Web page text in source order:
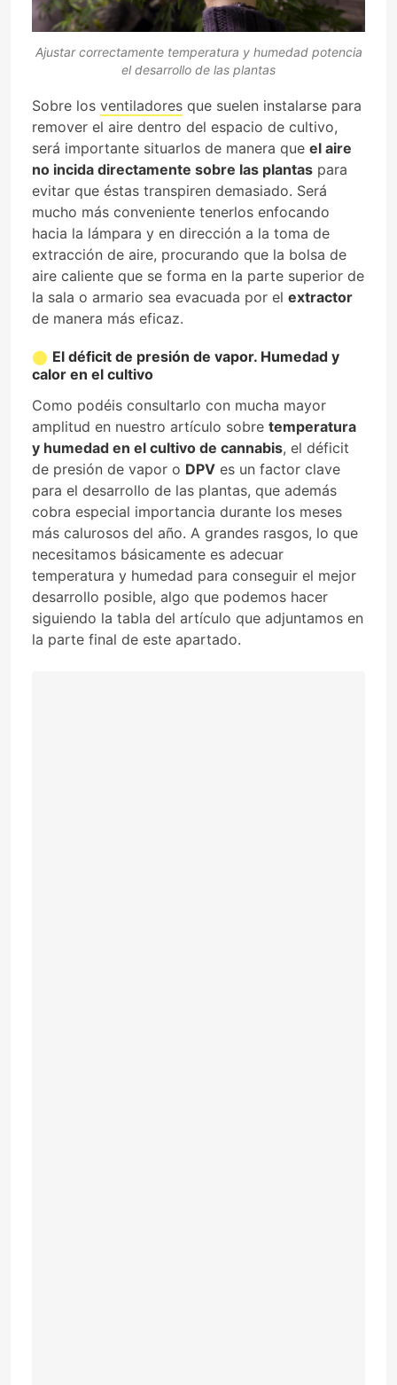
Ajustar correctamente temperatura y humedad potencia
el desarrollo de las plantas
Sobre los ventiladores que suelen instalarse para
remover el aire dentro del espacio de cultivo,
será importante situarlos de manera que el aire
no incida directamente sobre las plantas para
evitar que éstas transpiren demasiado. Será
mucho más conveniente tenerlos enfocando
hacia la lámpara y en dirección a la toma de
extracción de aire, procurando que la bolsa de
aire caliente que se forma en la parte superior de
la sala o armario sea evacuada por el extractor
de manera más eficaz.
El déficit de presión de vapor. Humedad y
calor en el cultivo
Como podéis consultarlo con mucha mayor
amplitud en nuestro artículo sobre temperatura
y humedad en el cultivo de cannabis, el déficit
de presión de vapor o DPV es un factor clave
para el desarrollo de las plantas, que además
cobra especial importancia durante los meses
más calurosos del año. A grandes rasgos, lo que
necesitamos básicamente es adecuar
temperatura y humedad para conseguir el mejor
desarrollo posible, algo que podemos hacer
siguiendo la tabla del artículo que adjuntamos en
la parte final de este apartado.